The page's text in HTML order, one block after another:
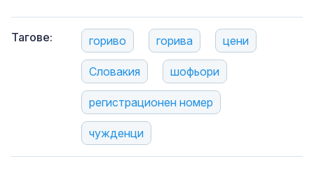
Тагове: гориво горива цени
Словакия шофьори
регистрационен номер
чужденци